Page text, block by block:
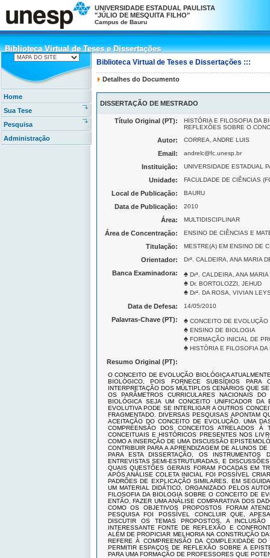
UNIVERSIDADE ESTADUAL PAULISTA
"JÚLIO DE MESQUITA FILHO"
Campus de Bauru
Biblioteca Virtual de Teses e Dissertações
Biblioteca Virtual de Teses e Dissertações
Home
Sua Tese
Pesquisa
Administração
Biblioteca Virtual de Teses e Dissertações :::
Detalhes do Documento
DISSERTAÇÃO DE MESTRADO
Título Original (PT):
HISTÓRIA E FILOSOFIA DA
REFLEXÕES SOBRE O
Autor: CORREA, ANDRE LUIS
Email: andrelc@fc.unesp.br
Instituição: UNIVERSIDADE ESTADUAL
Unidade: FACULDADE DE CIÊNCIAS
Local de Publicação: BAURU
Data de Publicação: 2010
Área: MULTIDISCIPLINAR
Área de Concentração: ENSINO DE CIÊNCIAS E
Titulação: MESTRE(A) EM ENSINO DE
Orientador: Drª. CALDEIRA, ANA MARIA
Banca Examinadora: ♠ Drª. CALDEIRA, ANA
♠ Dr. BORTOLOZZI, JEHUD
♠ Drª. DA ROSA, VIVIAN
Data de Defesa: 14/05/2010
Palavras-Chave (PT): ♠ CONCEITO DE
♠ ENSINO DE BIOLOGIA
♠ FORMAÇÃO INICIAL DE
♠ HISTÓRIA E FILOSOFIA
Resumo Original (PT):
O CONCEITO DE EVOLUÇÃO BIOLÓGICA
BIOLÓGICO, POIS FORNECE SUBSÍDIOS PARA
INTERPRETAÇÃO DOS MÚLTIPLOS CENÁRIOS QUE
OS PARÂMETROS CURRICULARES NACIONAIS
BIOLÓGICA SEJA UM CONCEITO UNIFICADOR
EVOLUTIVA PODE SE INTERLIGAR A OUTROS
FRAGMENTADO. DIVERSAS PESQUISAS APONTAM
ACEITAÇÃO DO CONCEITO DE EVOLUÇÃO. UMA
COMPREENSÃO DOS CONCEITOS ATRELADOS
CONCEITUAIS E HISTÓRICOS PRESENTES NOS
COMO A INSERÇÃO DE UMA DISCUSSÃO
CONTRIBUIR PARA A APRENDIZAGEM DE ALUNOS
PARA ESTA DISSERTAÇÃO, OS INSTRUMENTOS
ENTREVISTAS SEMI-ESTRUTURADAS, E
QUAIS QUESTÕES GERAIS FORAM FOCADAS EM
APÓS ANÁLISE COLETA INICIAL FOI POSSÍVEL
PADRÕES DE EXPLICAÇÃO SIMILARES. EM
UM MATERIAL DIDÁTICO, ORGANIZADO PELOS
FILOSOFIA DA BIOLOGIA SOBRE O CONCEITO DE
ENTÃO, FAZER UMA ANÁLISE COMPARATIVA DOS
COMO OS OBJETIVOS PROPOSTOS FORAM
PESQUISA FOI POSSÍVEL CONCLUIR QUE,
DISCUTIR OS TEMAS PROPOSTOS, A
INTERESSANTE FONTE DE REFLEXÃO E
ALÉM DE PROPICIAR MELHORIA NA CONSTRUÇÃO
REFERE À COMPREENSÃO DA COMPLEXIDADE
PERMITIR ESPAÇOS DE REFLEXÃO SOBRE A
PARA UMA FORMAÇÃO DE PROFESSORES QUE